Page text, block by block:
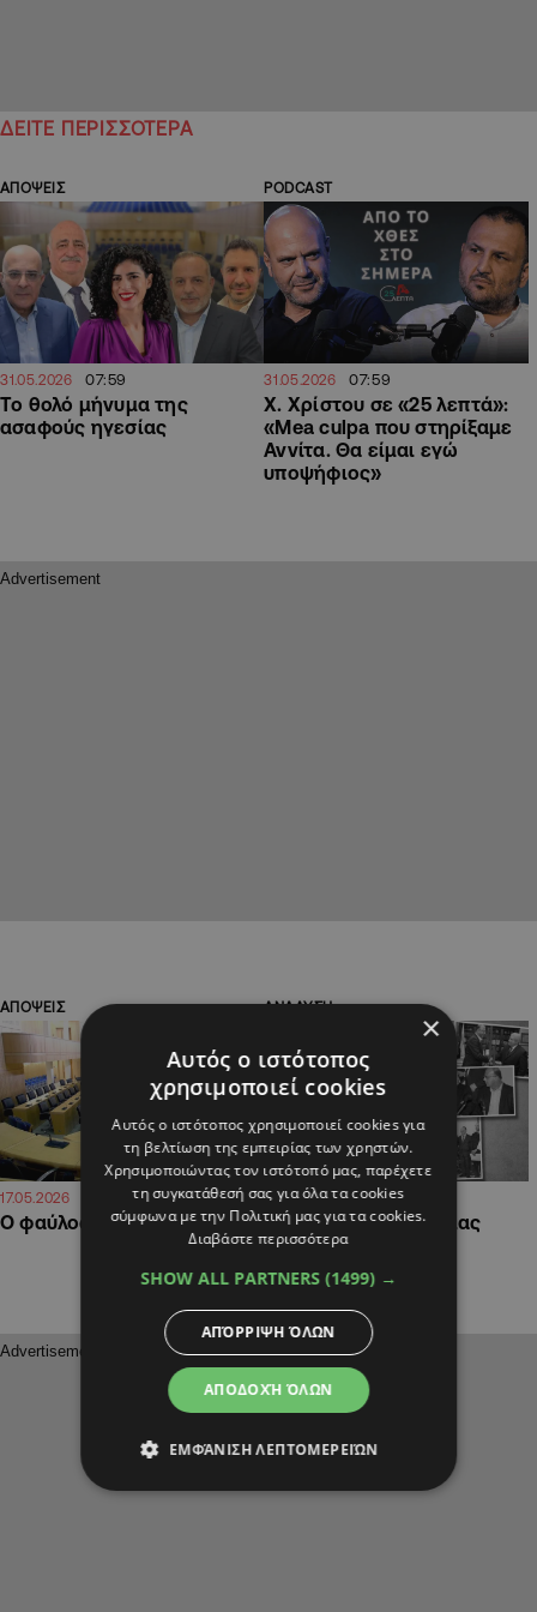
ΔΕΙΤΕ ΠΕΡΙΣΣΟΤΕΡΑ
ΑΠΟΨΕΙΣ
31.05.2026 07:59
Το θολό μήνυμα της
ασαφούς ηγεσίας
PODCAST
31.05.2026 07:59
Χ. Χρίστου σε «25 λεπτά»:
«Mea culpa που στηρίξαμε
Αννίτα. Θα είμαι εγώ
υποψήφιος»
ΑΠΟΨΕΙΣ
17.05.2026
Ο φαύλος κύκλος μας
ΑΝΑΛΥΣΗ
17.05.2026 07:59
To ΔΗΚΟ, ενώπιον μιας
μάχης επιβίωσης
×
Αυτός ο ιστότοπος
χρησιμοποιεί cookies
Αυτός ο ιστότοπος χρησιμοποιεί cookies για
τη βελτίωση της εμπειρίας των χρηστών.
Χρησιμοποιώντας τον ιστότοπό μας, παρέχετε
τη συγκατάθεσή σας για όλα τα cookies
σύμφωνα με την Πολιτική μας για τα cookies.
Διαβάστε περισσότερα
SHOW ALL PARTNERS (1499) →
ΑΠΟΔΟΧΉ ΌΛΩΝ
ΑΠΌΡΡΙΨΗ ΌΛΩΝ
ΕΜΦΆΝΙΣΗ ΛΕΠΤΟΜΕΡΕΙΏΝ